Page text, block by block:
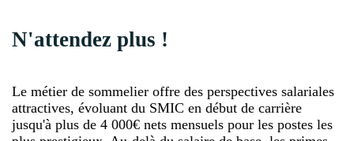
N'attendez plus !
Le métier de sommelier offre des perspectives salariales
attractives, évoluant du SMIC en début de carrière
jusqu'à plus de 4 000€ nets mensuels pour les postes les